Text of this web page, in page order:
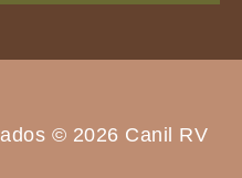
© 2026 Canil RV